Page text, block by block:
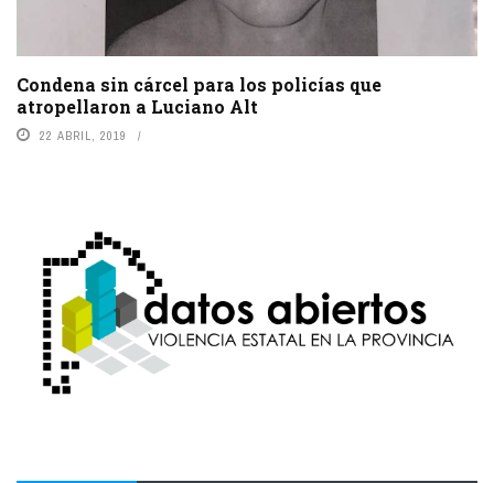
Condena sin cárcel para los policías que
atropellaron a Luciano Alt
22 ABRIL, 2019